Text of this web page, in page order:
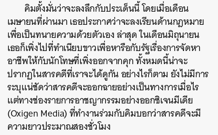
คิมตั้งมั่นว่าจะลงลึกกับประเด็นนี้ โดยเมื่อเดือน
เมษายนที่ผ่านมา เธอประกาศว่าจะลงเรียนด้านกฎหมาย
เพื่อเป็นทนายความด้วยตัวเอง ล่าสุด ในเดือนมิถุนายน
เธอก็เพิ่งไปที่ทำเนียบขาวเพื่อหารือกับรัฐเรื่องการจัดหา
อาชีพให้กับนักโทษที่เพิ่งออกจากคุก ทั้งหมดนี้น่าจะ
ปรากฏในสารคดีที่เราจะได้ดูกัน อย่างไรก็ตาม ยังไม่มีการ
ระบุแน่ชัดว่าสารคดีจะออกฉายอย่างเป็นทางการเมื่อไร
แต่ทางช่องรายการอาชญากรรมอย่างออกซิเจนมีเดีย
(Oxigen Media) ที่ทำงานร่วมกับคิมบอกว่าสารคดีจะมี
ความยาวประมาณสองชั่วโมง